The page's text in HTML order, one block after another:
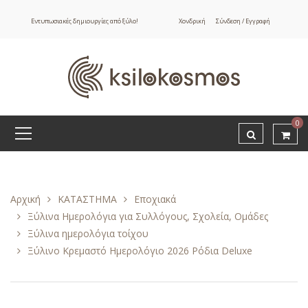
Εντυπωσιακές δημιουργίες από ξύλο! Χονδρική Σύνδεση / Εγγραφή
0
Αρχική ΚΑΤΑΣΤΗΜΑ
Εποχιακά
Ξύλινα Ημερολόγια για Συλλόγους, Σχολεία, Ομάδες
Ξύλινα ημερολόγια τοίχου
Ξύλινο Κρεμαστό Ημερολόγιο 2026 Ρόδια Deluxe